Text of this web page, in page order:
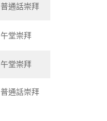
普通話崇拜
午堂崇拜
午堂崇拜
普通話崇拜